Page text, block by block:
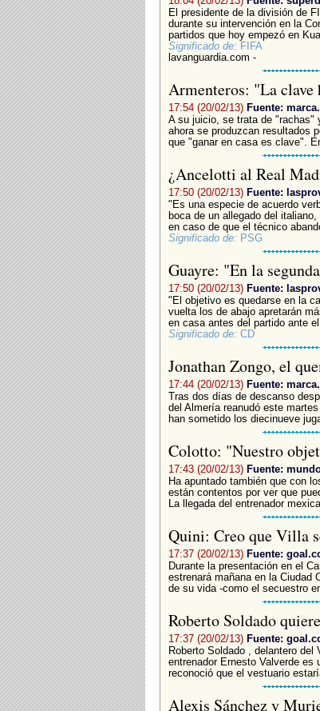
El presidente de la división de
durante su intervención en la
partidos que hoy empezó en
Significado de: FIFA
lavanguardia.com -
Armenteros: "La clave
17:54 (20/02/13) Fuente:
A su juicio, se trata de "rachas"
ahora se produzcan resultados
que "ganar en casa es clave".
¿Ancelotti al Real
17:50 (20/02/13) Fuente:
"Es una especie de acuerdo
boca de un allegado del
en caso de que el técnico
Significado de: PSG
Guayre: "En la
17:50 (20/02/13) Fuente:
"El objetivo es quedarse en la
vuelta los de abajo apretarán
en casa antes del partido ante
Significado de: CD
Jonathan Zongo, el
17:44 (20/02/13) Fuente:
Tras dos días de descanso
del Almería reanudó este
han sometido los diecinueve
Colotto: "Nuestro
17:43 (20/02/13) Fuente:
Ha apuntado también que con
están contentos por ver que
La llegada del entrenador
Quini: Creo que Villa
17:37 (20/02/13) Fuente:
Durante la presentación en el
estrenará mañana en la Ciudad
de su vida -como el secuestro
Roberto Soldado
17:37 (20/02/13) Fuente:
Roberto Soldado , delantero del
entrenador Ernesto Valverde es
reconoció que el vestuario
Alexis Sánchez y